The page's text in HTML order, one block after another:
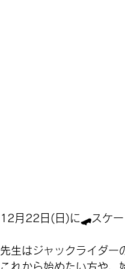
12月22日(日)に🛹スケー
先生はジャックライダー
これから始めたい方や、